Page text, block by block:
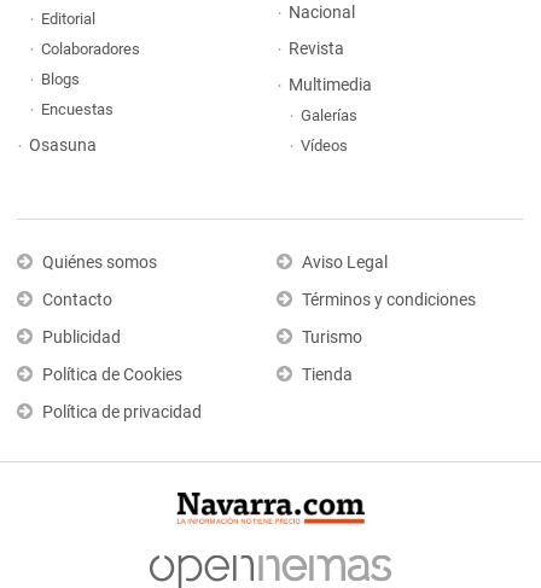
Editorial
Colaboradores
Blogs
Encuestas
Osasuna
Nacional
Revista
Multimedia
Galerías
Vídeos
Quiénes somos
Contacto
Publicidad
Política de Cookies
Política de privacidad
Aviso Legal
Términos y condiciones
Turismo
Tienda